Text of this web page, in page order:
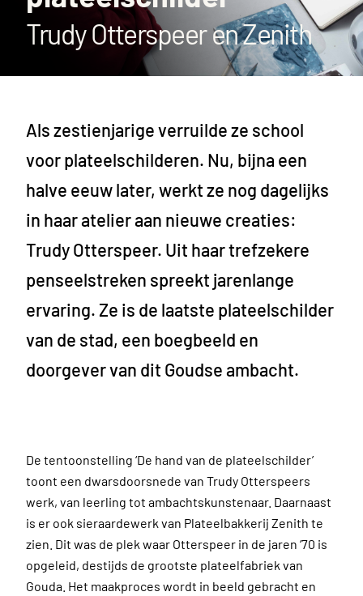
Trudy Otterspeer en Zenith
Als zestienjarige verruilde ze school
voor plateelschilderen. Nu, bijna een
halve eeuw later, werkt ze nog dagelijks
in haar atelier aan nieuwe creaties:
Trudy Otterspeer. Uit haar trefzekere
penseelstreken spreekt jarenlange
ervaring. Ze is de laatste plateelschilder
van de stad, een boegbeeld en
doorgever van dit Goudse ambacht.
De tentoonstelling ‘De hand van de plateelschilder’
toont een dwarsdoorsnede van Trudy Otterspeers
werk, van leerling tot ambachtskunstenaar. Daarnaast
is er ook sieraardewerk van Plateelbakkerij Zenith te
zien. Dit was de plek waar Otterspeer in de jaren ‘70 is
opgeleid, destijds de grootste plateelfabriek van
Gouda. Het maakproces wordt in beeld gebracht en